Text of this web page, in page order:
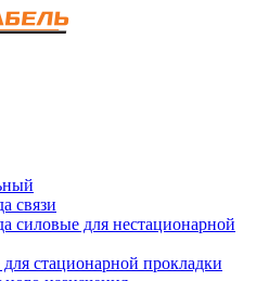
связи
силовые для нестационарной
стационарной прокладки